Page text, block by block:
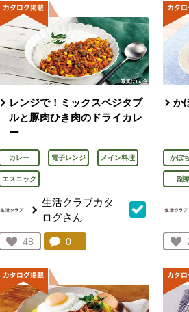
レンジで！ミックスベジタブ
ルと豚肉ひき肉のドライカレ
ー
カレー 電子レンジ メイン料理
エスニック
生活クラブカタ
ログさん
お気に入り登録：
48
人が登録
コメント：
0
か
かぼ
副